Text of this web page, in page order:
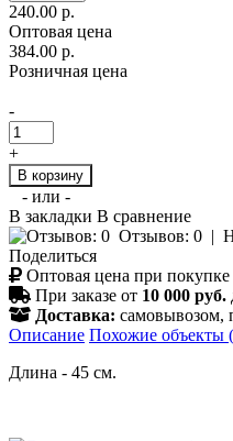
240.00 р.
Оптовая цена
384.00 р.
Розничная цена
-
+
В корзину
- или -
В закладки В сравнение
Отзывов: 0 |
Поделиться
Оптовая цена при покупке
При заказе от 10 000 руб.
Доставка:
Описание Похожие объекты
Длина - 45 см.